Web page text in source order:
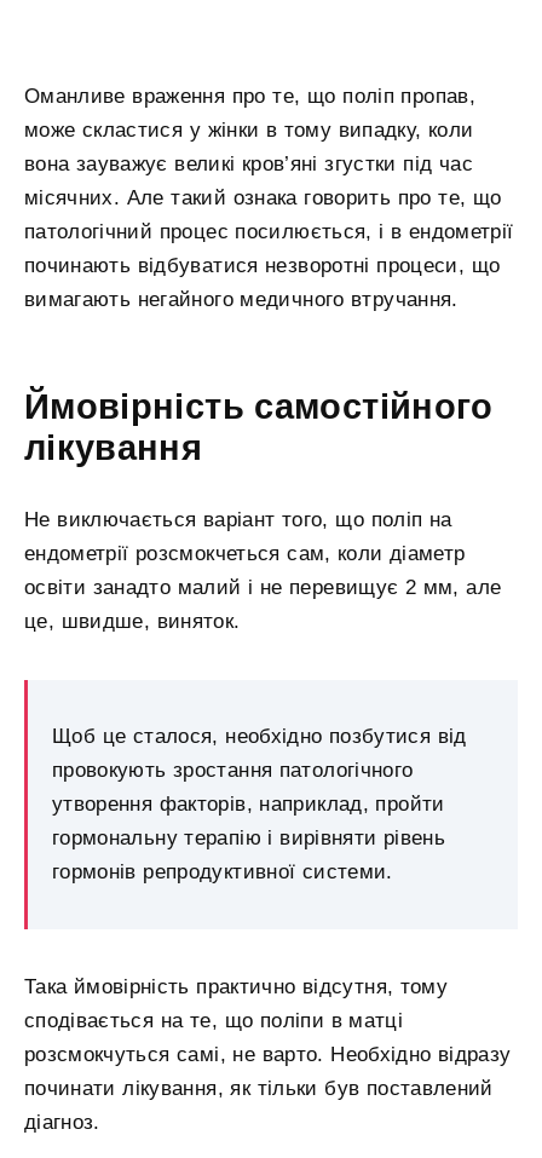
Оманливе враження про те, що поліп пропав,
може скластися у жінки в тому випадку, коли
вона зауважує великі кров’яні згустки під час
місячних. Але такий ознака говорить про те, що
патологічний процес посилюється, і в ендометрії
починають відбуватися незворотні процеси, що
вимагають негайного медичного втручання.
Ймовірність самостійного
лікування
Не виключається варіант того, що поліп на
ендометрії розсмокчеться сам, коли діаметр
освіти занадто малий і не перевищує 2 мм, але
це, швидше, виняток.
Щоб це сталося, необхідно позбутися від
провокують зростання патологічного
утворення факторів, наприклад, пройти
гормональну терапію і вирівняти рівень
гормонів репродуктивної системи.
Така ймовірність практично відсутня, тому
сподівається на те, що поліпи в матці
розсмокчуться самі, не варто. Необхідно відразу
починати лікування, як тільки був поставлений
діагноз.